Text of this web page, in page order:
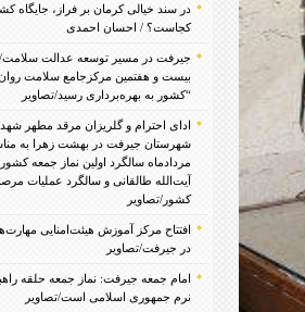
در سند خیالی کرمان بر فراز، جایگاه
کجاست؟ / احسان احمدی
جیرفت در مسیر توسعه عدالت
بیست و هفتمین مرکزجامع سلامت
“کشور به بهره‌برداری رسید/تصاویر
ادای احترام و گلریزان مرقد مطهر
شهرستان جیرفت در بهشت زهرا به
مردادماه سالگرد اولین نماز جمعه
آیت‌الله طالقانی و سالگرد عملیات
کشور/تصاویر
افتتاح مرکز آموزش هیئت‌امنایی
در جیرفت/تصاویر
امام جمعه جیرفت: نماز جمعه حلقه
نرم جمهوری اسلامی است/تصاویر